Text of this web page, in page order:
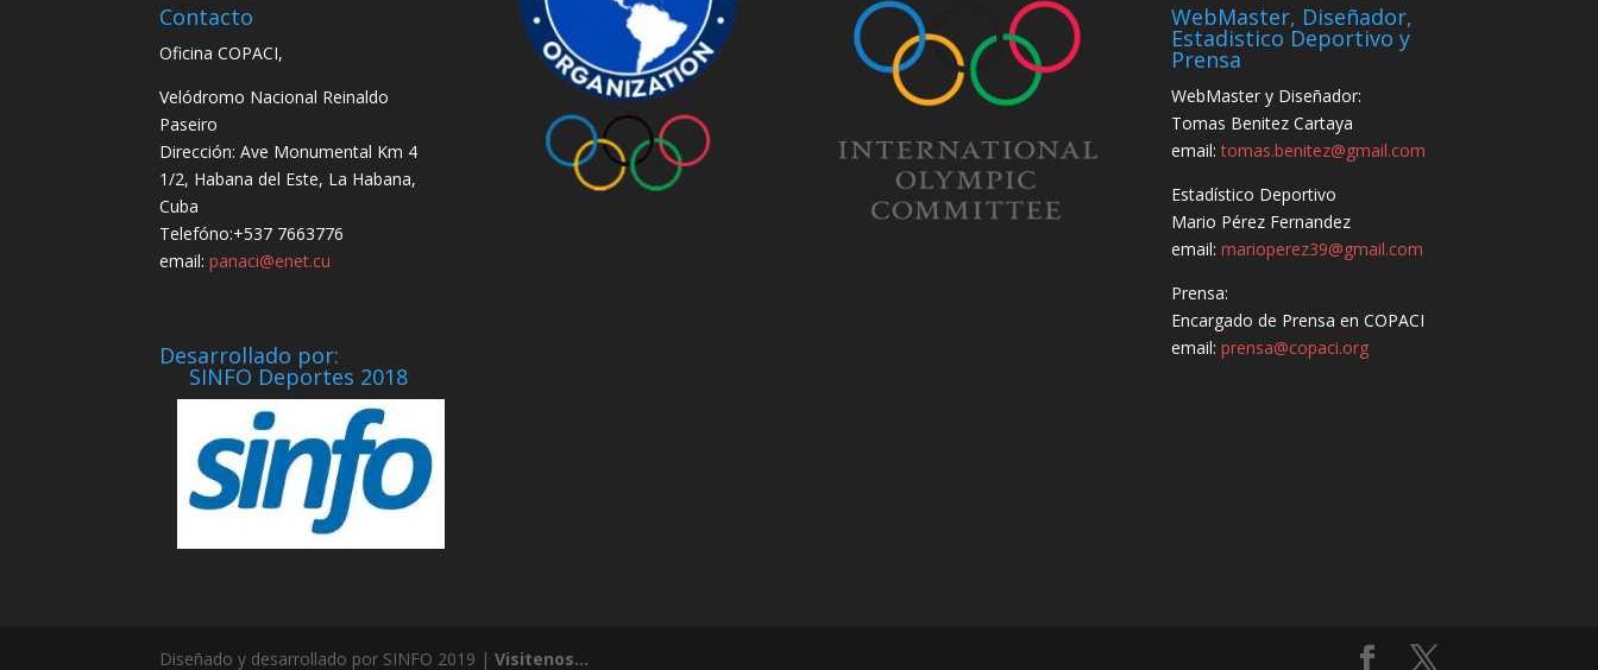
Contacto
Oficina COPACI,
Velódromo Nacional Reinaldo
Paseiro
Dirección: Ave Monumental Km 4
1/2, Habana del Este, La Habana,
Cuba
Telefóno:+537 7663776
email:panaci@enet.cu
Desarrollado por:
SINFO Deportes 2018
WebMaster, Diseñador,
Estadistico Deportivo y
Prensa
WebMaster y Diseñador:
Tomas Benitez Cartaya
email:tomas.benitez@gmail.com
Estadístico Deportivo
Mario Pérez Fernandez
email:marioperez39@gmail.com
Prensa:
Encargado de Prensa en COPACI
email:prensa@copaci.org
Diseñado y desarrollado por SINFO 2019 |Visitenos...